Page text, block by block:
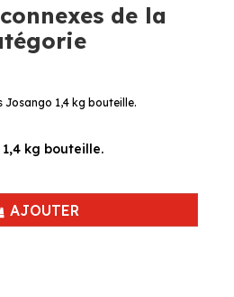
de la
kg bouteille.
AJOUTER